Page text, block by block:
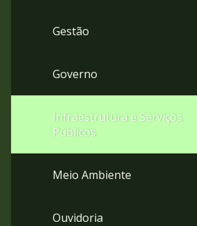
Gestão
Governo
Infraestrutura e Serviços
Públicos
Meio Ambiente
Ouvidoria